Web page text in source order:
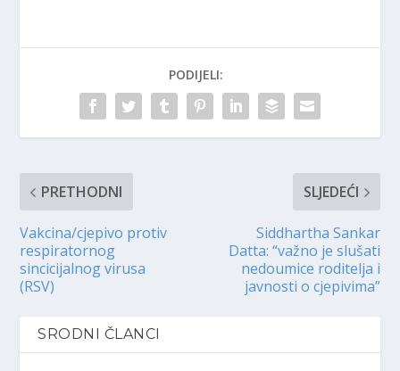
PODIJELI:
PRETHODNI
Vakcina/cjepivo protiv
respiratornog
sincicijalnog virusa
(RSV)
SLJEDEĆI
Siddhartha Sankar
Datta: “važno je slušati
nedoumice roditelja i
javnosti o cjepivima”
SRODNI ČLANCI